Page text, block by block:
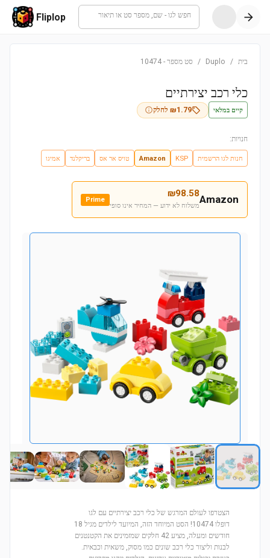
חפש לגו - שם, מספר סט או תיאור Fliplop
בית /
Duplo
/ סט מספר -
10474
כלי רכב יצירתיים
קיים במלאי ₪1.79 לחלק
חנויות:
חנות לגו הרשמית KSP
Amazon טויס אר אס בריקלנד אמיגו
Amazon
₪98.58
משלוח לא ידוע — המחיר אינו סופי
Prime
הצטרפו לעולם המרגש של כלי רכב יצירתיים עם לגו
דופלו 10474! הסט המיוחד הזה, המיועד לילדים מגיל 18
חודשים ומעלה, מציע 42 חלקים שמזמינים את הקטנטנים
לבנות וליצור כלי רכב שונים כמו מסוק, משאית וכבאית.